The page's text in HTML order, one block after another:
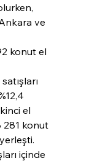
ve
konut el
el
281 konut
içinde